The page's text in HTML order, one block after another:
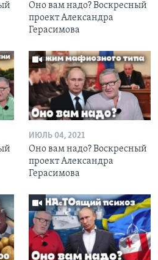
Оно вам надо? Воскресный
проект Александра
Герасимова
ИЮЛЬ 04, 2021
Оно вам надо? Воскресный
проект Александра
Герасимова